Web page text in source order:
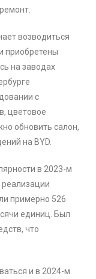
возводиться
приобретены
на заводах
с
цветовое
обновить салон,
на BYD.
в 2023-м
примерно 526
единиц. Был
что
и в 2024-м